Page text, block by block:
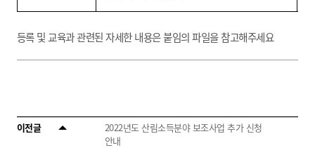
등록 및 교육과 관련된 자세한 내용은 붙임의 파일을 참고해주세요
이전글
2022년도 산림소득분야 보조사업 추가 신청
안내